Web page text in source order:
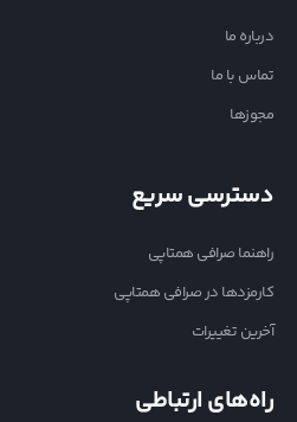
درباره ما
تماس با ما
مجوزها
دسترسی سریع
راهنما صرافی همتاپی
کارمزدها در صرافی همتاپی
آخرین تغییرات
راه‌های ارتباطی